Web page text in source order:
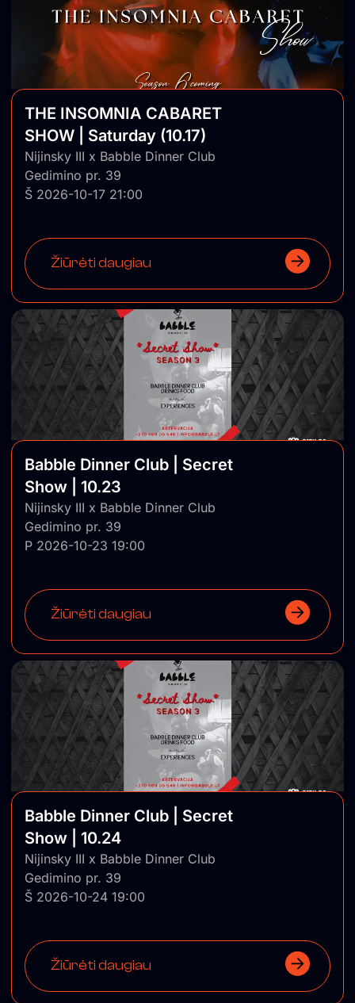
THE INSOMNIA CABARET
SHOW | Saturday (10.17)
Nijinsky III x Babble Dinner Club
Gedimino pr. 39
Š 2026-10-17 21:00
Žiūrėti daugiau
Babble Dinner Club | Secret
Show | 10.23
Nijinsky III x Babble Dinner Club
Gedimino pr. 39
P 2026-10-23 19:00
Žiūrėti daugiau
Babble Dinner Club | Secret
Show | 10.24
Nijinsky III x Babble Dinner Club
Gedimino pr. 39
Š 2026-10-24 19:00
Žiūrėti daugiau